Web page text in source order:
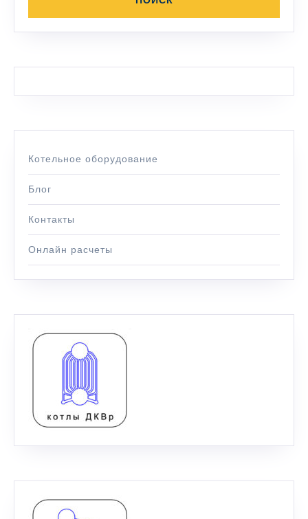
Котельное оборудование
Блог
Контакты
Онлайн расчеты